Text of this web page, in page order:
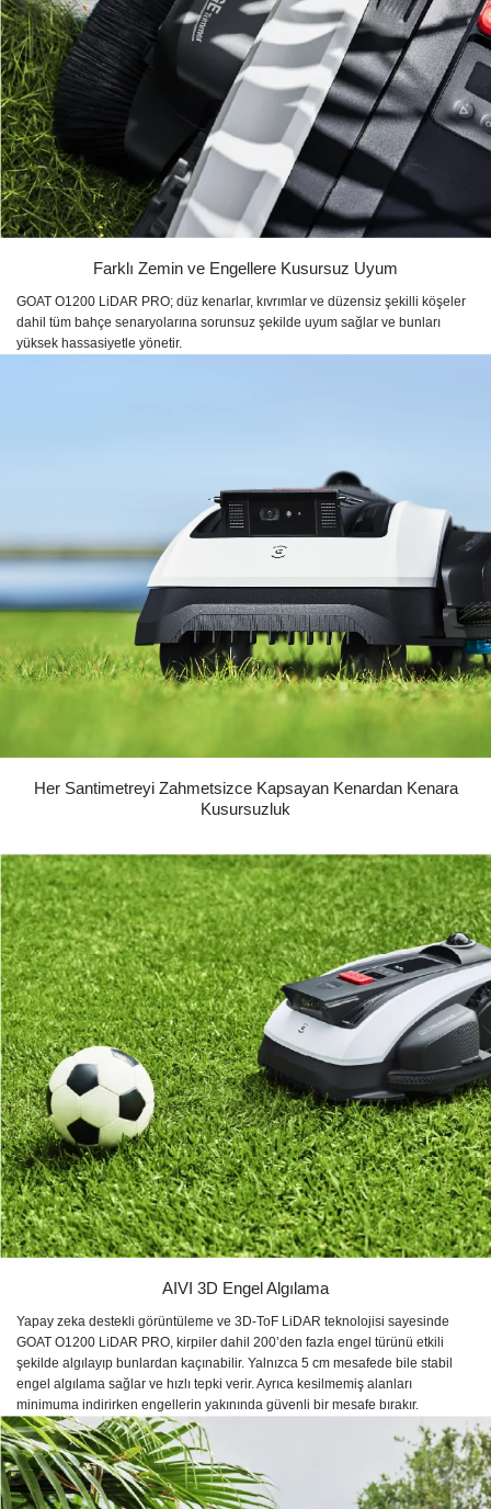
Farklı Zemin ve Engellere Kusursuz Uyum
GOAT O1200 LiDAR PRO; düz kenarlar, kıvrımlar ve düzensiz şekilli köşeler
dahil tüm bahçe senaryolarına sorunsuz şekilde uyum sağlar ve bunları
yüksek hassasiyetle yönetir.
Her Santimetreyi Zahmetsizce Kapsayan Kenardan Kenara
Kusursuzluk
AIVI 3D Engel Algılama
Yapay zeka destekli görüntüleme ve 3D-ToF LiDAR teknolojisi sayesinde
GOAT O1200 LiDAR PRO, kirpiler dahil 200’den fazla engel türünü etkili
şekilde algılayıp bunlardan kaçınabilir. Yalnızca 5 cm mesafede bile stabil
engel algılama sağlar ve hızlı tepki verir. Ayrıca kesilmemiş alanları
minimuma indirirken engellerin yakınında güvenli bir mesafe bırakır.